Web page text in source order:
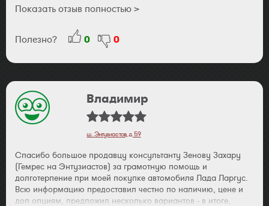
24.02.14 г. приехал в автосалон.К моему приезду машина
всего 40 минут. Приятно иметь дело с честными и
доброжелательными людьми. Большое спасибо Александру
Кузнецову. Всем рекомендую салон АвтоГермес.
Показать отзыв полностью >
Полезно? 0 0
Владимир
ш. Энтузиастов, д. 59
Спасибо большое продавцу консультанту Зенову Захару
(Гемрес на Энтузиастов) за грамотную помощь и
долготерпение при моей покупке автомобиля Лада Ларгус.
Всю информацию предоставил честно по наличию, цене и
доп опциям, предложил несколько вариантов - в итоге,